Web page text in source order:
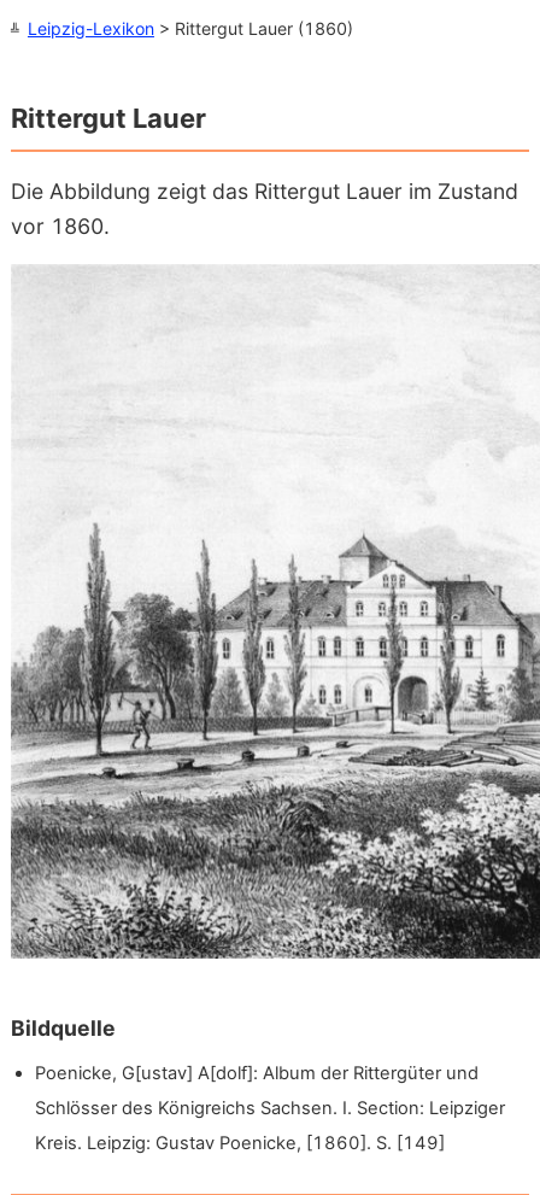
Leipzig-Lexikon> Rittergut Lauer (1860)
Rittergut Lauer
Die Abbildung zeigt das Rittergut Lauer im Zustand
vor 1860.
Bildquelle
Poenicke, G[ustav] A[dolf]: Album der Rittergüter und
Schlösser des Königreichs Sachsen. I. Section: Leipziger
Kreis. Leipzig: Gustav Poenicke, [1860]. S. [149]